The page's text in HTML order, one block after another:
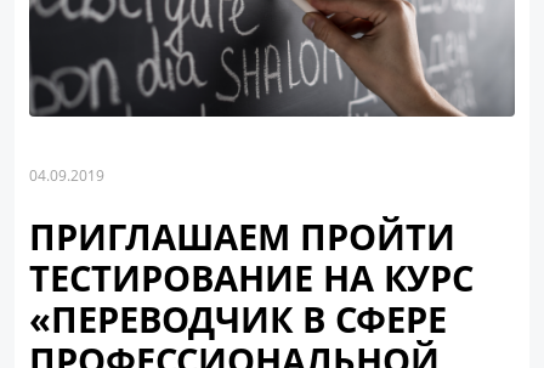
04.09.2019
ПРИГЛАШАЕМ ПРОЙТИ
ТЕСТИРОВАНИЕ НА КУРС
«ПЕРЕВОДЧИК В СФЕРЕ